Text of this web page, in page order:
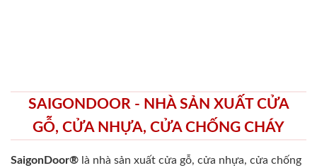
SAIGONDOOR - NHÀ SẢN XUẤT CỬA
GỖ, CỬA NHỰA, CỬA CHỐNG CHÁY
SaigonDoor® là nhà sản xuất cửa gỗ, cửa nhựa, cửa chống